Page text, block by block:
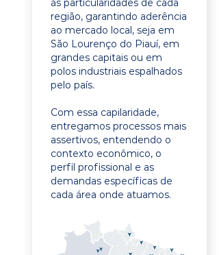
às particularidades de cada
região, garantindo aderência
ao mercado local, seja em
São Lourenço do Piauí, em
grandes capitais ou em
polos industriais espalhados
pelo país.
Com essa capilaridade,
entregamos processos mais
assertivos, entendendo o
contexto econômico, o
perfil profissional e as
demandas específicas de
cada área onde atuamos.